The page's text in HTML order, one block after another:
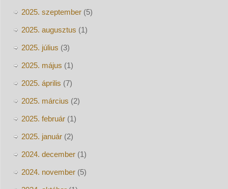
2025. szeptember(5)
2025. augusztus (1)
2025. július (3)
2025. május (1)
2025. április (7)
2025. március (2)
2025. február(1)
2025. január(2)
2024. december(1)
2024. november(5)